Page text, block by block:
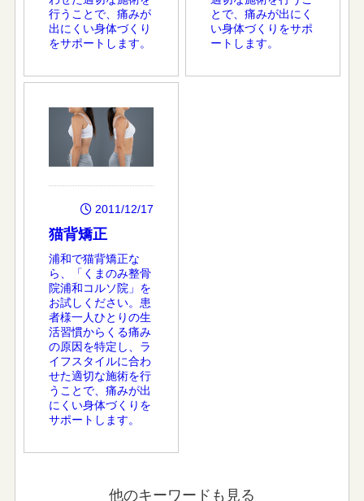
行うことで、痛みが
出にくい身体づくり
をサポートします。
とで、痛みが出にく
い身体づくりをサポ
ートします。
2011/12/17
猫背矯正
浦和で猫背矯正な
ら、「くまのみ整骨
院浦和コルソ院」を
お試しください。患
者様一人ひとりの生
活習慣からくる痛み
の原因を特定し、ラ
イフスタイルに合わ
せた適切な施術を行
うことで、痛みが出
にくい身体づくりを
サポートします。
他のキーワードも見る